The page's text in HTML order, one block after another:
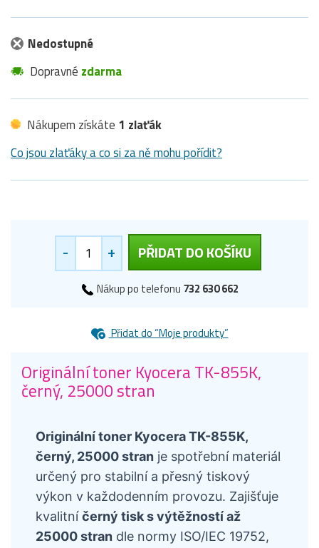
Nedostupné
Dopravné zdarma
Nákupem získáte 1 zlaťák
Co jsou zlaťáky a co si za ně mohu pořídit?
- + PŘIDAT DO KOŠÍKU
Nákup po telefonu 732 630 662
Přidat do “Moje produkty”
Originální toner Kyocera TK-855K,
černý, 25000 stran
Originální toner Kyocera TK-855K,
černý, 25000 stran je spotřební materiál
určený pro stabilní a přesný tiskový
výkon v každodenním provozu. Zajišťuje
kvalitníčerný tisk s výtěžností až
25000 stran dle normy ISO/IEC 19752,